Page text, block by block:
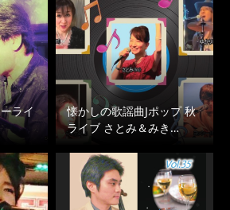
ライ
懐かしの歌謡曲Jポップ 秋
ライブ さとみ＆みき…